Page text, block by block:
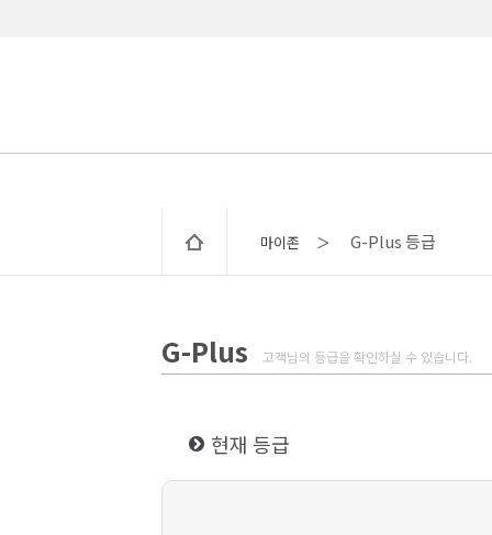
마이존 ＞ G-Plus 등급
G-Plus 고객님의 등급을 확인하실 수 있습니다.
현재 등급